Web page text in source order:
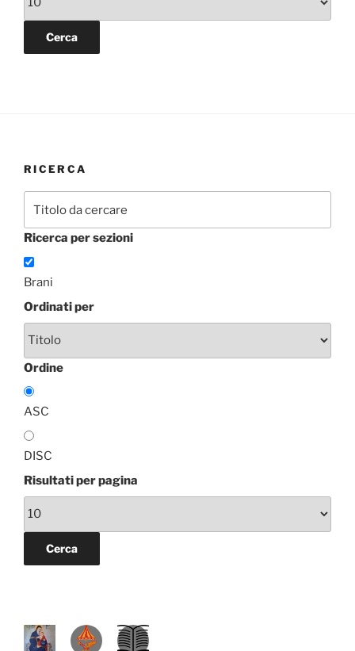
RICERCA
Ricerca per sezioni
Brani
Ordinati per
Ordine
ASC
DISC
Risultati per pagina
P
D
L